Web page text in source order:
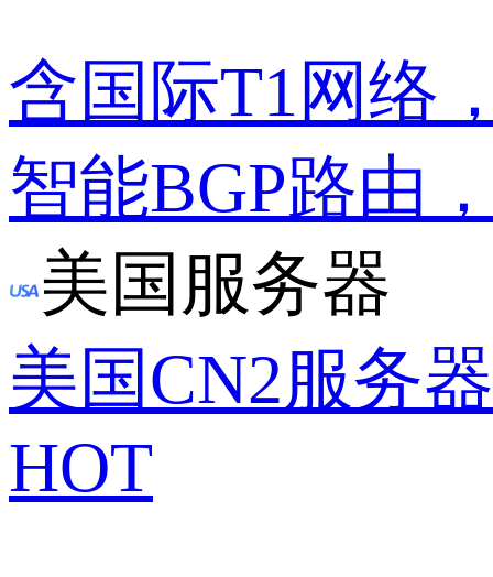
含国际T1网络
智能BGP路由
美国服务器
美国CN2服务器
HOT